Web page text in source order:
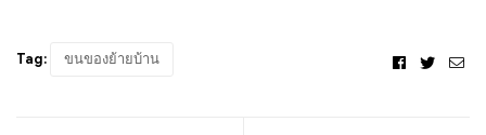
Tag: ขนของย้ายบ้าน FacebookTwitter